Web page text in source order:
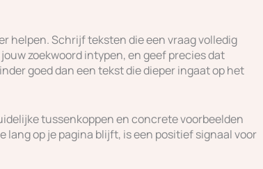
helpen. Schrijf teksten die een vraag volledig
zoekwoord intypen, en geef precies dat
goed dan een tekst die dieper ingaat op het
tussenkoppen en concrete voorbeelden
lang op je pagina blijft, is een positief signaal voor